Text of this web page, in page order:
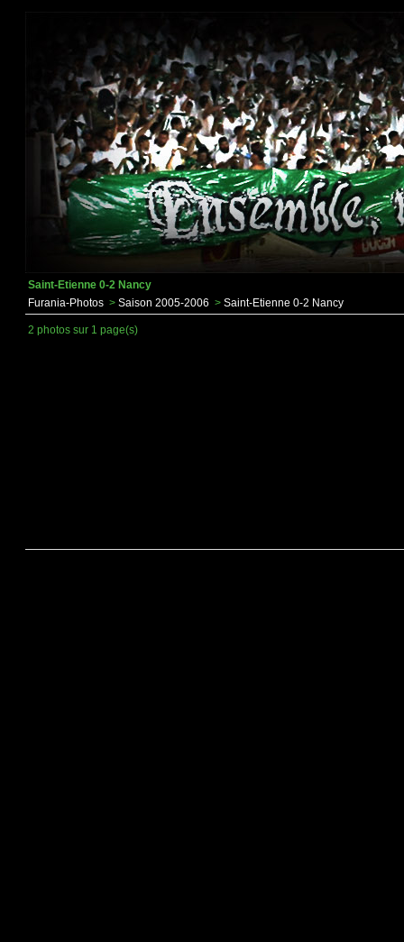
Saint-Etienne 0-2 Nancy
Furania-Photos > Saison 2005-2006 > Saint-Etienne 0-2 Nancy
2 photos sur 1 page(s)